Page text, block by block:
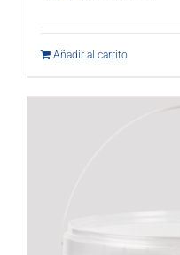
Añadir al carrito